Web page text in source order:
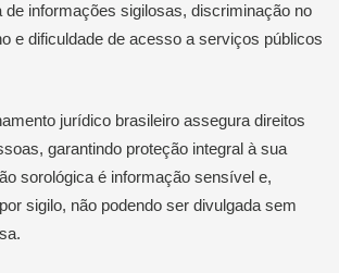
de informações sigilosas, discriminação no
e dificuldade de acesso a serviços públicos
jurídico brasileiro assegura direitos
garantindo proteção integral à sua
sorológica é informação sensível e,
sigilo, não podendo ser divulgada sem